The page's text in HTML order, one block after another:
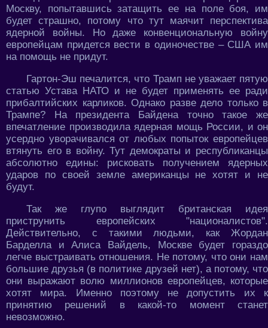
Москву, попытавшись затащить ее на поле боя, им
будет страшно, потому что тут маячит перспектива
ядерной войны. Но даже конвенциональную войну
европейцам придется вести в одиночестве – США им
на помощь не придут.
Гартон-Эш печалится, что Трамп не уважает пятую
статью Устава НАТО и не будет применять ее ради
прибалтийских карликов. Однако разве дело только в
Трампе? На президента Байдена точно такое же
впечатление производила ядерная мощь России, и он
усердно уворачивался от любых попыток европейцев
втянуть его в войну. Тут демократы и республиканцы
абсолютно едины: рисковать получением ядерных
ударов по своей земле американцы не хотят и не
будут.
Так же глупо выглядит британская идея
приструнить европейских "националистов".
Действительно, с такими людьми, как Жордан
Барделла и Алиса Вайдель, Москве будет гораздо
легче выстраивать отношения. Не потому, что они нам
большие друзья (в политике друзей нет), а потому, что
они выражают волю миллионов европейцев, которые
хотят мира. Именно поэтому не допустить их к
принятию решений в какой-то момент станет
невозможно.